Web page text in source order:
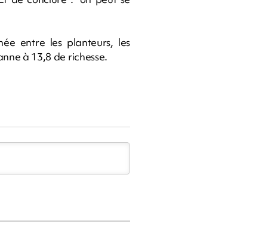
entre les planteurs, les
à 13,8 de richesse.